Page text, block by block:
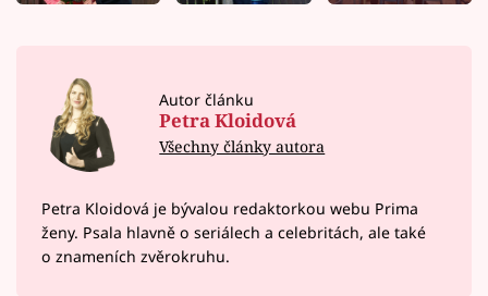
Autor článku
Petra Kloidová
Všechny články autora
Petra Kloidová je bývalou redaktorkou webu Prima
ženy. Psala hlavně o seriálech a celebritách, ale také
o znameních zvěrokruhu.